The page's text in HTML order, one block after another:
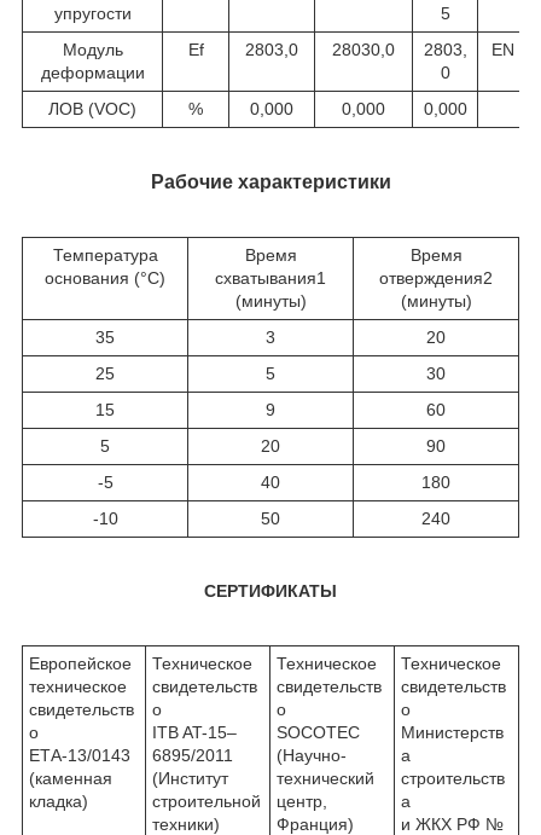
упругости
5
Модуль
деформации
Ef 2803,0 28030,0
2803,
0
EN
ЛОВ (VOC) % 0,000 0,000 0,000
Рабочие характеристики
Температура
основания (°С)
Время
схватывания1
(минуты)
Время
отверждения2
(минуты)
35
3
20
25
5
30
15
9
60
5
20
90
-5
40
180
-10
50 240
СЕРТИФИКАТЫ
Европейское
техническое
свидетельств
о
ЕТА-13/0143
(каменная
кладка)
Техническое
свидетельств
о
ITB AT-15–
6895/2011
(Институт
строительной
техники)
Техническое
свидетельств
о
SOCOTEC
(Научно-
технический
центр,
Франция)
Техническое
свидетельств
о
Министерств
а
строительств
а
и ЖКХ РФ №